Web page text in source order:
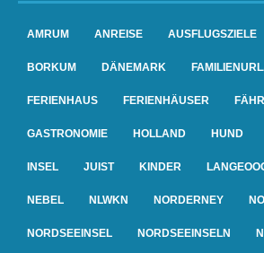
AMRUM ANREISE AUSFLUGSZIELE
BORKUM DÄNEMARK
FERIENHAUS FERIENHÄUSER
GASTRONOMIE HOLLAND HUND
INSEL JUIST KINDER
NEBEL NLWKN NORDERNEY
NORDSEEINSEL NORDSEEINSELN